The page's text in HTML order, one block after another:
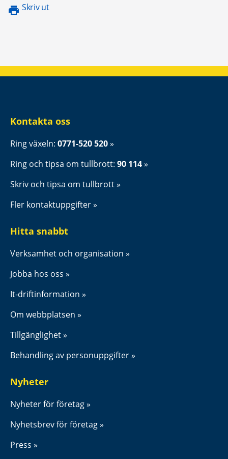
Skriv ut
Kontakta oss
Ring växeln: 0771-520 520
Ring och tipsa om tullbrott: 90 114
Skriv och tipsa om tullbrott
Fler kontaktuppgifter
Hitta snabbt
Verksamhet och organisation
Jobba hos oss
It-driftinformation
Om webbplatsen
Tillgänglighet
Behandling av personuppgifter
Nyheter
Nyheter för företag
Nyhetsbrev för företag
Press